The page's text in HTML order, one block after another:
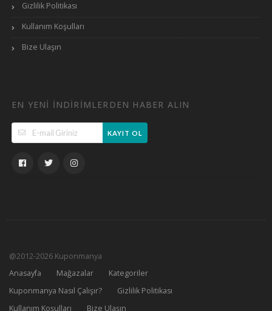
Gizlilik Politikası
Kullanım Koşulları
Bize Ulaşın
EN YENI INDIRIMLERDEN HABER ALIN
KAYIT OL
@2012-2026 Kuponmanya
Anasayfa
Mağazalar
Kategoriler
Kuponmanya Nasıl Çalışır?
Gizlilik Politikası
Kullanım Koşulları
Bize Ulaşın